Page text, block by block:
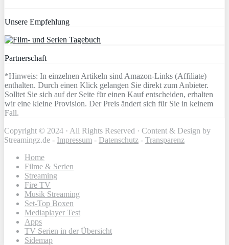
Unsere Empfehlung
Partnerschaft
*Hinweis: In einzelnen Artikeln sind Amazon-Links (Affiliate)
enthalten. Durch einen Klick gelangen Sie direkt zum Anbieter.
Solltet Sie sich auf der Seite für einen Kauf entscheiden, erhalten
wir eine kleine Provision. Der Preis ändert sich für Sie in keinem
Fall.
Copyright © 2024 · All Rights Reserved · Content & Design by
Streamingz.de - Impressum - Datenschutz - Transparenz
Home
Filme & Serien
Streaming
Fire TV
Musik Streaming
Set-Top Boxen
Mediaplayer Test
Apps
TV Serien in der Übersicht
Sidemap